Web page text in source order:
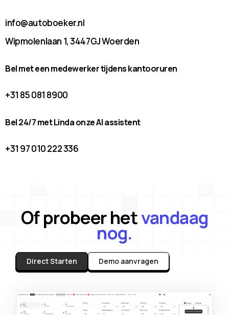
info@autoboeker.nl
Wipmolenlaan 1, 3447GJ Woerden
Bel met een medewerker tijdens kantooruren
+31 85 081 8900
Bel 24/7 met Linda onze AI assistent
+31 97 010 222 336
Of probeer hetvandaag
nog.
Direct Starten Demo aanvragen